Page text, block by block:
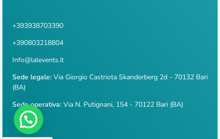
+393938703390
+390803218804
Info@lalevents.it
Sede legale: Via Giorgio Castriota Skanderberg 2d - 70132 Bari
(BA)
Sede operativa: Via N. Putignani, 154 - 70122 Bari (BA)